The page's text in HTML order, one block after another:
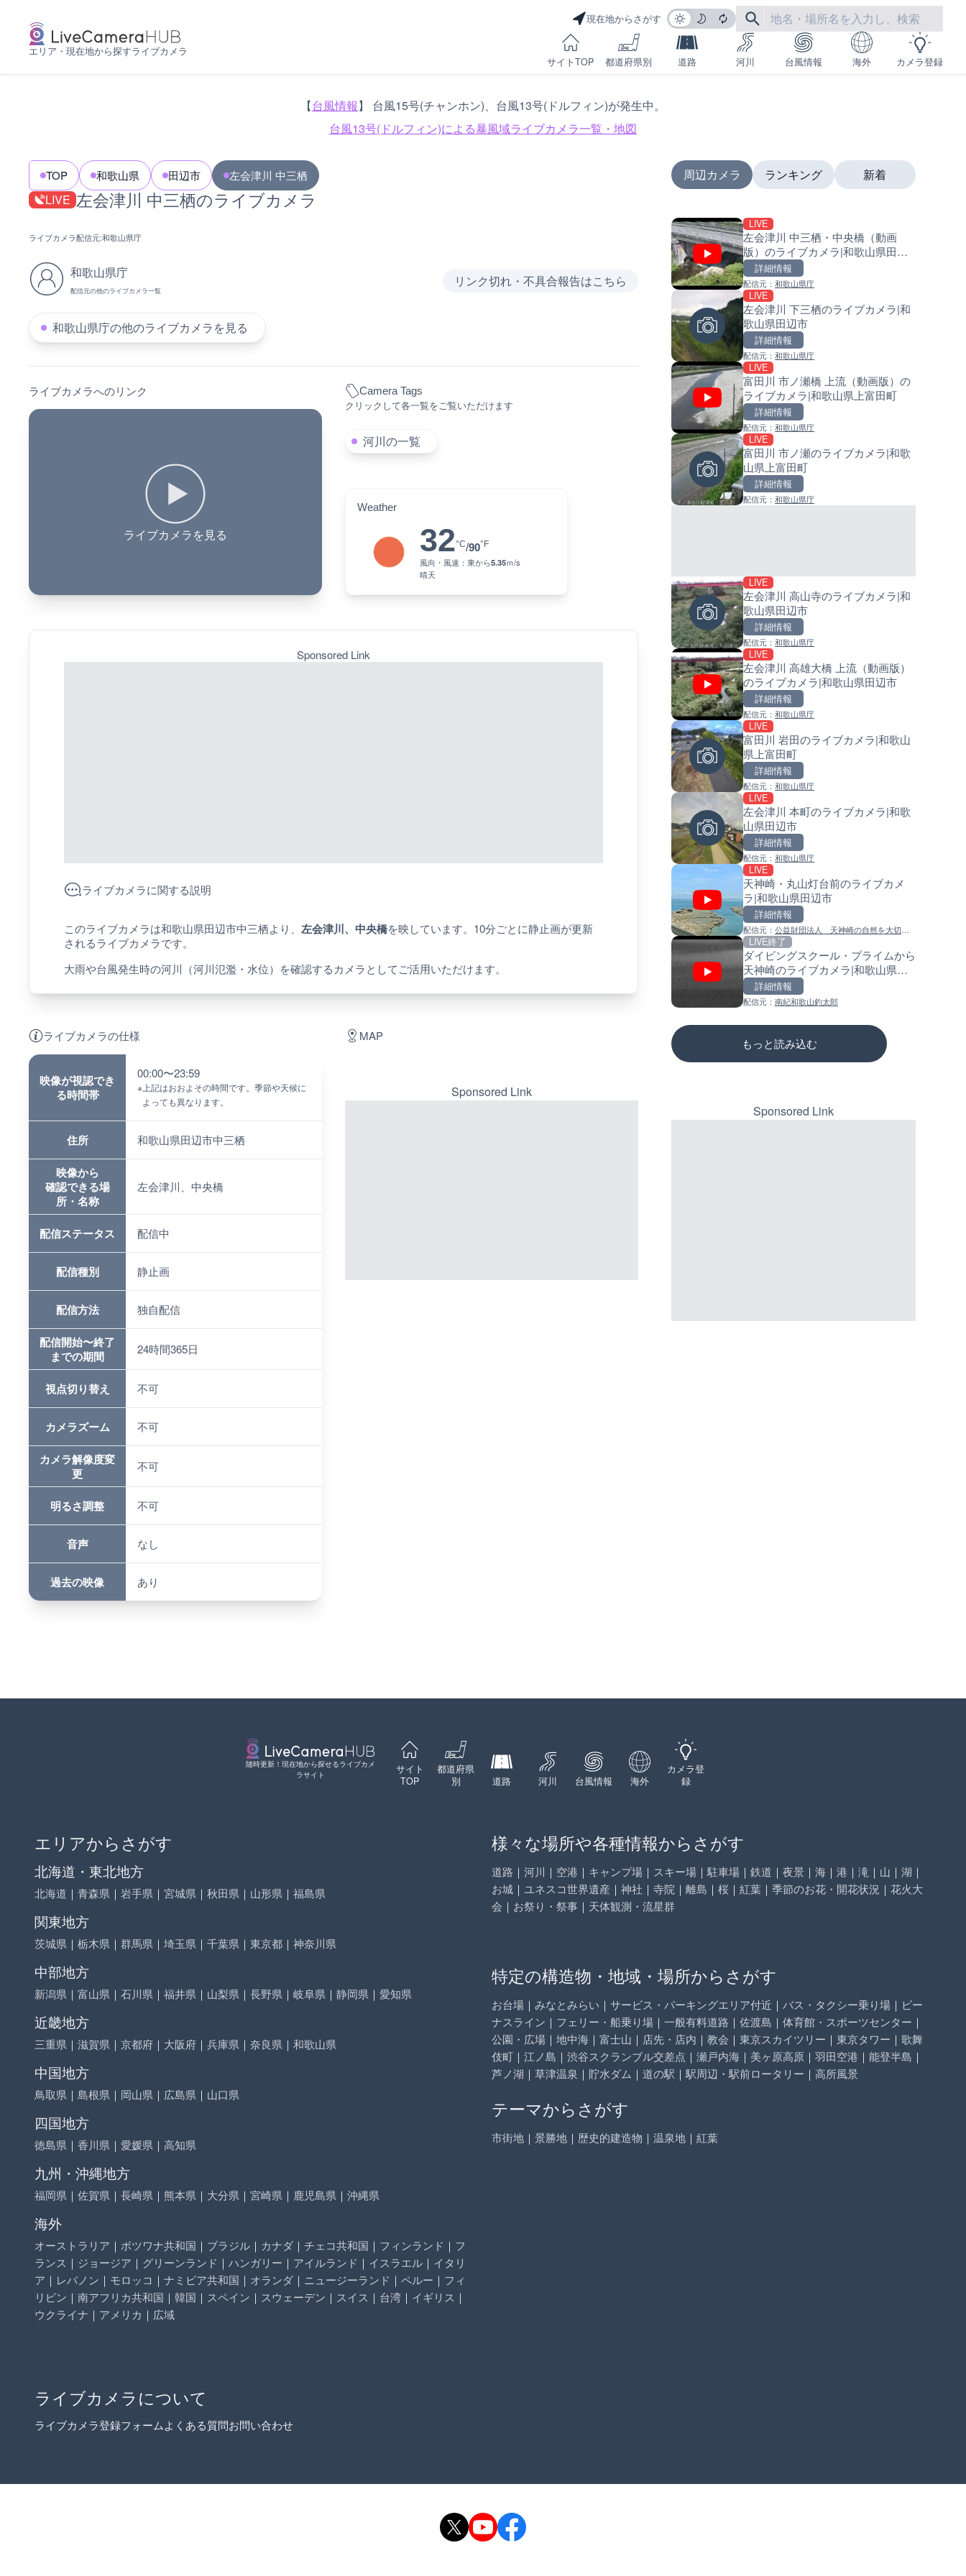
エリア・現在地から探すライブカメラ
現在地からさがす
サイトTOP 都道府県別 道路 河川 台風情報 海外 カメラ登録
【台風情報】 台風15号(チャンホン)、台風13号(ドルフィン)が発生中。
台風13号(ドルフィン)による暴風域ライブカメラ一覧・地図
TOP 和歌山県 田辺市 左会津川 中三栖
LIVE 左会津川 中三栖のライブカメラ
ライブカメラ配信元:和歌山県庁
和歌山県庁
配信元の他のライブカメラ一覧
リンク切れ・不具合報告はこちら
和歌山県庁の他のライブカメラを見る
ライブカメラへのリンク
ライブカメラを見る
Camera Tags
クリックして各一覧をご覧いただけます
河川の一覧
Weather
32°C/90°F
風向・風速： 東から5.35ｍ/s
晴天
Sponsored Link
ライブカメラに関する説明
このライブカメラは和歌山県田辺市中三栖より、 左会津川、中央橋を映しています。10分ごとに静止画が更新
されるライブカメラです。
大雨や台風発生時の河川（河川氾濫・水位）を確認するカメラとしてご活用いただけます。
ライブカメラの仕様
映像が視認でき
る時間帯
00:00〜23:59
※ 上記はおおよその時間です。季節や天候に
よっても異なります。
住所 和歌山県田辺市中三栖
映像から
確認できる場
所・名称
左会津川、中央橋
配信ステータス 配信中
配信種別 静止画
配信方法 独自配信
配信開始〜終了
までの期間
24時間365日
視点切り替え 不可
カメラズーム 不可
カメラ解像度変
更
不可
明るさ調整 不可
音声 なし
過去の映像 あり
MAP
Sponsored Link
周辺カメラ
LIVE
左会津川 中三栖・中央橋（動画
版）のライブカメラ|和歌山県田辺
市
詳細情報
配信元： 和歌山県庁
LIVE
左会津川 下三栖のライブカメラ|和
歌山県田辺市
詳細情報
配信元： 和歌山県庁
LIVE
富田川 市ノ瀬橋 上流（動画版）の
ライブカメラ|和歌山県上富田町
詳細情報
配信元： 和歌山県庁
LIVE
富田川 市ノ瀬のライブカメラ|和歌
山県上富田町
詳細情報
配信元： 和歌山県庁
LIVE
左会津川 高山寺のライブカメラ|和
歌山県田辺市
詳細情報
配信元： 和歌山県庁
LIVE
左会津川 高雄大橋 上流（動画版）
のライブカメラ|和歌山県田辺市
詳細情報
配信元： 和歌山県庁
LIVE
富田川 岩田のライブカメラ|和歌山
県上富田町
詳細情報
配信元： 和歌山県庁
LIVE
左会津川 本町のライブカメラ|和歌
山県田辺市
詳細情報
配信元： 和歌山県庁
LIVE
天神崎・丸山灯台前のライブカメ
ラ|和歌山県田辺市
詳細情報
配信元： 公益財団法人 天神崎の自然を大切に
する会
LIVE終了
ダイビングスクール・プライムから
天神崎のライブカメラ|和歌山県田
辺市詳細情報
配信元： 南紀和歌山釣太郎
もっと読み込む
ランキング
沖永良部島海岸のライブカメ
児島県和泊町
内海海水浴場のライブカメラ|
徳之島町亀津のライブカメラ|
島県徳之島町
手結港(YASU海の駅クラブ)の
羽田空港第2旅客ターミナルか
日本全国・緊急地震速報のラ
カメラ
東京タワーと竹芝桟橋のライ
Impaxビル付近から歌舞伎町
沖永良部島(知名町内)のライ
ラ|鹿児島県知名町
配信元：知名町
奄美市 名瀬のライブカメラ|鹿
県奄美市
配信元：
新着
南出川水門付近のライブカメ
歌山県日高町
比井川水門付近から比井崎海
小浦川水門付近から小浦海水
ライブカメラ|和歌山県日高町
産湯川水門付近のライブカメ
導目木川 花立砂防堰堤下流の
常呂川 鹿ノ子ダムのライブカ
北海道置戸町
天塩川 岩尾内ダムのライブカ
東京都品川区南大井のライブ
道の駅さがのせきのライブカ
大分県大分市
配信元：道の駅さがのせきPPカム
松江自動車道 三次東JCT・イ
ーチェンジのライブカメラ|広
配信元：
Sponsored Link
随時更新！現在地から探せるライブカメ
ラサイト
サイト
TOP
都道府県
別
道路 河川 台風情報 海外
カメラ登
録
エリアからさがす
北海道・東北地方
北海道 ｜ 青森県 ｜ 岩手県 ｜ 宮城県 ｜ 秋田県 ｜ 山形県 ｜ 福島県
関東地方
茨城県 ｜ 栃木県 ｜ 群馬県 ｜ 埼玉県 ｜ 千葉県 ｜ 東京都 ｜ 神奈川県
中部地方
新潟県 ｜ 富山県 ｜ 石川県 ｜ 福井県 ｜ 山梨県 ｜ 長野県 ｜ 岐阜県 ｜ 静岡県 ｜ 愛知県
近畿地方
三重県 ｜ 滋賀県 ｜ 京都府 ｜ 大阪府 ｜ 兵庫県 ｜ 奈良県 ｜ 和歌山県
中国地方
鳥取県 ｜ 島根県 ｜ 岡山県 ｜ 広島県 ｜ 山口県
四国地方
徳島県 ｜ 香川県 ｜ 愛媛県 ｜ 高知県
九州・沖縄地方
福岡県 ｜ 佐賀県 ｜ 長崎県 ｜ 熊本県 ｜ 大分県 ｜ 宮崎県 ｜ 鹿児島県 ｜ 沖縄県
海外
オーストラリア ｜ ボツワナ共和国 ｜ ブラジル ｜ カナダ ｜ チェコ共和国 ｜ フィンランド ｜ フ
ランス ｜ ジョージア ｜ グリーンランド ｜ ハンガリー ｜ アイルランド ｜ イスラエル ｜ イタリ
ア ｜ レバノン ｜ モロッコ ｜ ナミビア共和国 ｜ オランダ ｜ ニュージーランド ｜ ペルー ｜ フィ
リピン ｜ 南アフリカ共和国 ｜ 韓国 ｜ スペイン ｜ スウェーデン ｜ スイス ｜ 台湾 ｜ イギリス ｜
ウクライナ ｜ アメリカ ｜ 広域
様々な場所や各種情報からさがす
道路 ｜ 河川 ｜ 空港 ｜ キャンプ場 ｜ スキー場 ｜ 駐車場 ｜ 鉄道 ｜ 夜景 ｜ 海 ｜ 港 ｜ 滝 ｜ 山 ｜ 湖 ｜
お城 ｜ ユネスコ世界遺産 ｜ 神社 ｜ 寺院 ｜ 離島 ｜ 桜 ｜ 紅葉 ｜ 季節のお花・開花状況 ｜ 花火大
会 ｜ お祭り・祭事 ｜ 天体観測・流星群
特定の構造物・地域・場所からさがす
お台場 ｜ みなとみらい ｜ サービス・パーキングエリア付近 ｜ バス・タクシー乗り場 ｜ ビー
ナスライン ｜ フェリー・船乗り場 ｜ 一般有料道路 ｜ 佐渡島 ｜ 体育館・スポーツセンター ｜
公園・広場 ｜ 地中海 ｜ 富士山 ｜ 店先・店内 ｜ 教会 ｜ 東京スカイツリー ｜ 東京タワー ｜ 歌舞
伎町 ｜ 江ノ島 ｜ 渋谷スクランブル交差点 ｜ 瀬戸内海 ｜ 美ヶ原高原 ｜ 羽田空港 ｜ 能登半島 ｜
芦ノ湖 ｜ 草津温泉 ｜ 貯水ダム ｜ 道の駅 ｜ 駅周辺・駅前ロータリー ｜ 高所風景
テーマからさがす
市街地 ｜ 景勝地 ｜ 歴史的建造物 ｜ 温泉地 ｜ 紅葉
ライブカメラについて
ライブカメラ登録フォームよくある質問お問い合わせ